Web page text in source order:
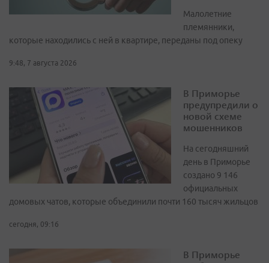
Малолетние
племянники,
которые находились с ней в квартире, переданы под опеку
9:48, 7 августа 2026
В Приморье
предупредили о
новой схеме
мошенников
На сегодняшний
день в Приморье
создано 9 146
официальных
домовых чатов, которые объединили почти 160 тысяч жильцов
сегодня, 09:16
В Приморье